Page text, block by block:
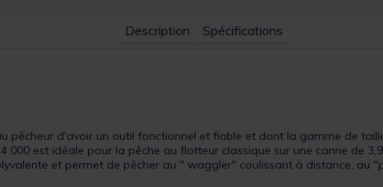
Description Spécifications
pêcheur d'avoir un outil fonctionnel et fiable et dont la gamme de
000 est idéale pour la pêche au flotteur classique sur une canne de
et permet de pêcher au " waggler" coulissant à distance, au